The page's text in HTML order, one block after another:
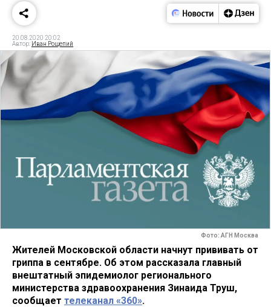
20.08.2020 20:02
Автор: Иван Рощепий
Фото: АГН Москва
Жителей Московской области начнут прививать от
гриппа в сентябре. Об этом рассказала главный
внештатный эпидемиолог регионального
министерства здравоохранения Зинаида Труш,
сообщает телеканал «360».